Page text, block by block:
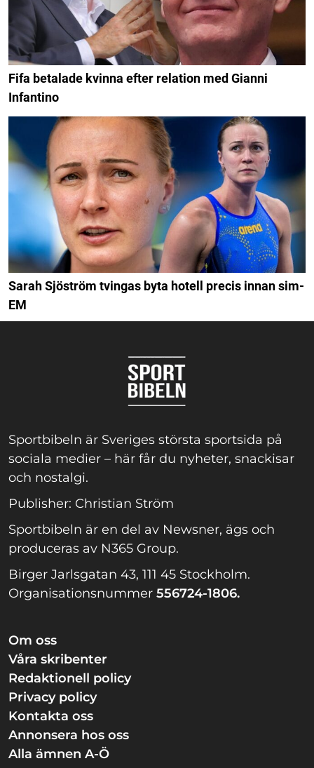
Fifa betalade kvinna efter relation med Gianni
Infantino
Sarah Sjöström tvingas byta hotell precis innan sim-
EM
Sportbibeln är Sveriges största sportsida på
sociala medier – här får du nyheter, snackisar
och nostalgi.
Publisher: Christian Ström
Sportbibeln är en del av Newsner, ägs och
produceras av N365 Group.
Birger Jarlsgatan 43, 111 45 Stockholm.
Organisationsnummer 556724-1806.
Om oss
Våra skribenter
Redaktionell policy
Privacy policy
Kontakta oss
Annonsera hos oss
Alla ämnen A-Ö